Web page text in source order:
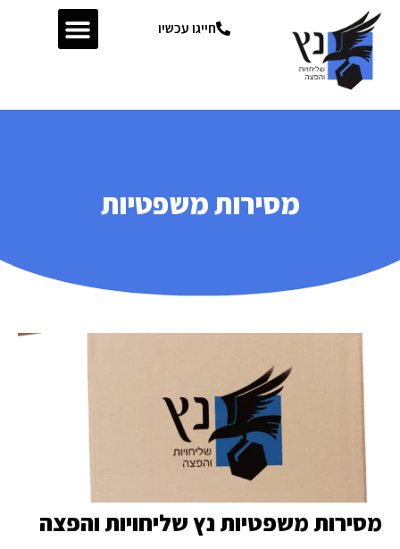
חייגו עכשיו
מסירות משפטיות
מסירות משפטיות נץ שליחויות והפצה